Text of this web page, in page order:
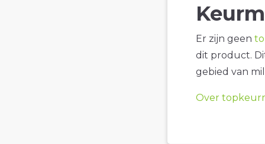
Er zijn geen
dit product.
gebied van
Over